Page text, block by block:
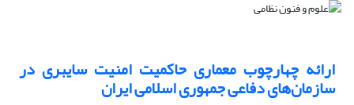
ارائه چهارچوب معماری حاکمیت امنیت سایبری در
سازمان‌های دفاعی جمهوری اسلامی ایران